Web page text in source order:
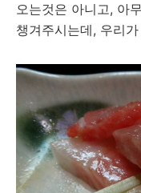
오는것은 아니고, 아
챙겨주시는데, 우리